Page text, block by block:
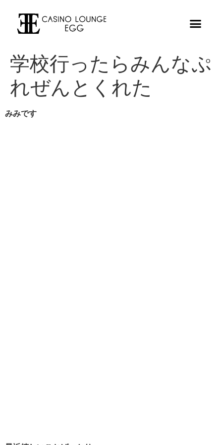
学校行ったらみんなぷ
れぜんとくれた
みみです